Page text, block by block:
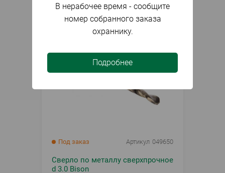
Под заказ Артикул 049650
Сверло по металлу сверхпрочное
d 3.0 Bison
В нерабочее время - сообщите
номер собранного заказа
охраннику.
Подробнее